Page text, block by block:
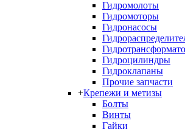
Гидромолоты
Гидромоторы
Гидронасосы
Гидроцилиндры
Гидроклапаны
Прочие запчасти
+Крепежи и метизы
Болты
Винты
Гайки